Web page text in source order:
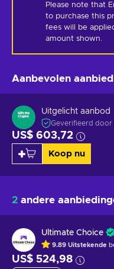
Please note that
to purchase this
fees will be
amount shown.
Aanbevolen
Uitgelicht aanbod
Geverifieerd door
US$ 603,72
Koop nu
2 andere
Ultimate Choice
9.89 Uitstekende
US$ 524,98